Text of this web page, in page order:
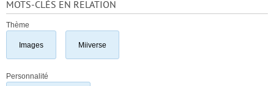
MOTS-CLÉS EN RELATION
Thème
Images Miiverse
Personnalité